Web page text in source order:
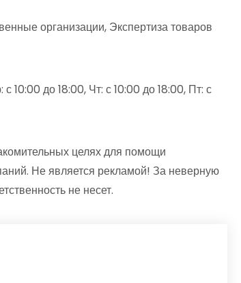
организации, Экспертиза товаров
10:00 до 18:00, Чт: с 10:00 до 18:00, Пт: с
целях для помощи
Не является рекламой! За неверную
не несет.